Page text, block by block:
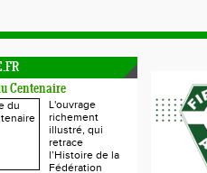
Centenaire
L'ouvrage
richement
illustré, qui
retrace
l’Histoire de la
Fédération